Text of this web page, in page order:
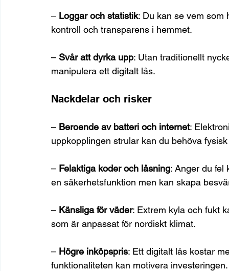
– Loggar och statistik: Du kan se vem som
kontroll och transparens i hemmet.
– Svår att dyrka upp: Utan traditionellt
manipulera ett digitalt lås.
Nackdelar och risker
– Beroende av batteri och internet:
uppkopplingen strular kan du behöva
– Felaktiga koder och låsning: Anger du fel
en säkerhetsfunktion men kan skapa
– Känsliga för väder: Extrem kyla och fukt
som är anpassat för nordiskt klimat.
– Högre inköpspris: Ett digitalt lås kostar
funktionaliteten kan motivera investeringen.